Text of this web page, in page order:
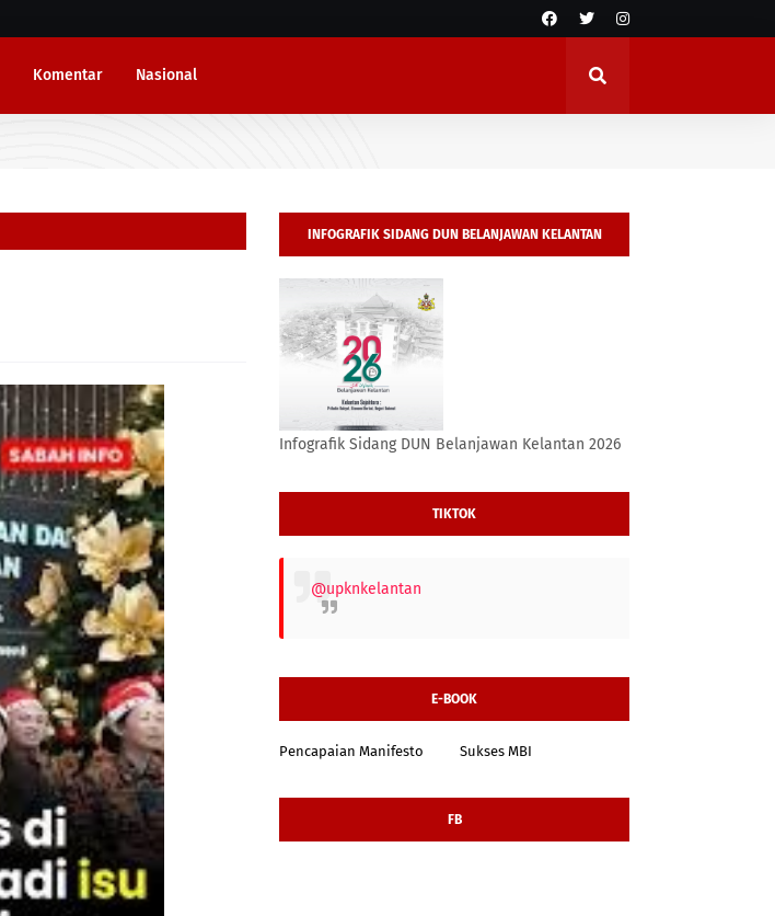
Komentar Nasional
INFOGRAFIK SIDANG DUN BELANJAWAN KELANTAN
2026
Infografik Sidang DUN Belanjawan Kelantan 2026
TIKTOK
@upknkelantan
E-BOOK
Pencapaian Manifesto Sukses MBI
FB